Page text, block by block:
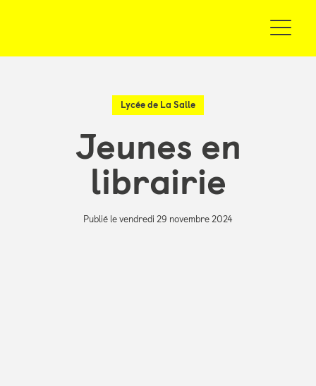
Lycée de La Salle
Jeunes en
librairie
Publié le vendredi 29 novembre 2024